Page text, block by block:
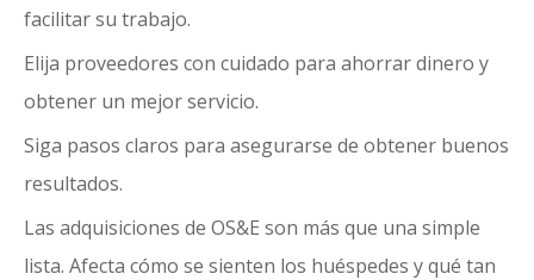
facilitar su trabajo.
Elija proveedores con cuidado para ahorrar dinero y
obtener un mejor servicio.
Siga pasos claros para asegurarse de obtener buenos
resultados.
Las adquisiciones de OS&E son más que una simple
lista. Afecta cómo se sienten los huéspedes y qué tan